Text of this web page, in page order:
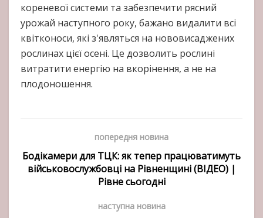
кореневої системи та забезпечити рясний
урожай наступного року, бажано видалити всі
квітконоси, які з'являться на нововисаджених
рослинах цієї осені. Це дозволить рослині
витратити енергію на вкорінення, а не на
плодоношення.
попередня новина
Бодікамери для ТЦК: як тепер працюватимуть
військовослужбовці на Рівненщині (ВІДЕО) |
Рівне сьогодні
наступна новина